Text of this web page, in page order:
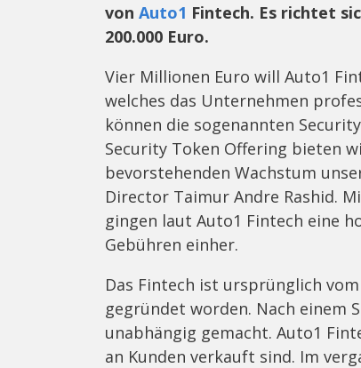
von Auto1 Fintech. Es richtet
200.000 Euro.
Vier Millionen Euro will Auto1
welches das Unternehmen
können die sogenannten
Security Token Offering bieten
bevorstehenden Wachstum
Director Taimur Andre Rashid.
gingen laut Auto1 Fintech eine
Gebühren einher.
Das Fintech ist ursprünglich
gegründet worden. Nach einem
unabhängig gemacht. Auto1
an Kunden verkauft sind. Im